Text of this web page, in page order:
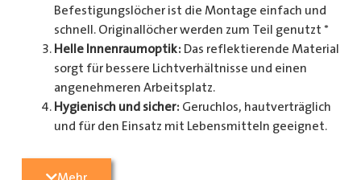
Befestigungslöcher ist die Montage einfach und
schnell. Originallöcher werden zum Teil genutzt *
Helle Innenraumoptik: Das reflektierende Material
sorgt für bessere Lichtverhältnisse und einen
angenehmeren Arbeitsplatz.
Hygienisch und sicher: Geruchlos, hautverträglich
und für den Einsatz mit Lebensmitteln geeignet.
Radkastenschutz, großflächigen Seitenteilen und